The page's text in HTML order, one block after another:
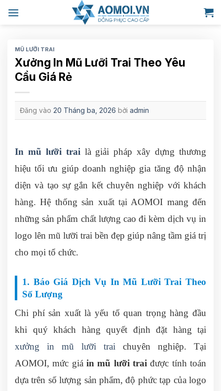
qua
MŨ LƯỠI TRAI
Xưởng In Mũ Lưỡi Trai Theo Yêu
Cầu Giá Rẻ
Đăng vào 20 Tháng ba, 2026 bởi admin
In mũ lưỡi trai là giải pháp xây dựng thương
hiệu tối ưu giúp doanh nghiệp gia tăng độ nhận
diện và tạo sự gắn kết chuyên nghiệp với khách
hàng. Hệ thống sản xuất tại AOMOI mang đến
những sản phẩm chất lượng cao đi kèm dịch vụ in
logo lên mũ lưỡi trai bền đẹp giúp nâng tầm giá trị
cho mọi tổ chức.
1. Báo Giá Dịch Vụ In Mũ Lưỡi Trai Theo
Số Lượng
Chi phí sản xuất là yếu tố quan trọng hàng đầu
khi quý khách hàng quyết định đặt hàng tại
xưởng in mũ lưỡi trai chuyên nghiệp. Tại
AOMOI, mức giá in mũ lưỡi trai được tính toán
dựa trên số lượng sản phẩm, độ phức tạp của logo